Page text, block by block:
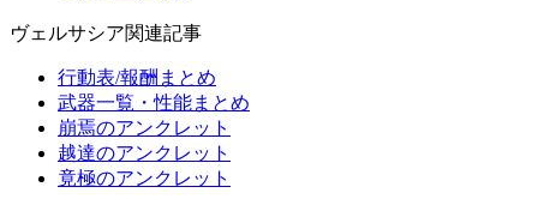
ヴェルサシア関連記事
行動表/報酬まとめ
武器一覧・性能まとめ
崩焉のアンクレット
越達のアンクレット
竟極のアンクレット